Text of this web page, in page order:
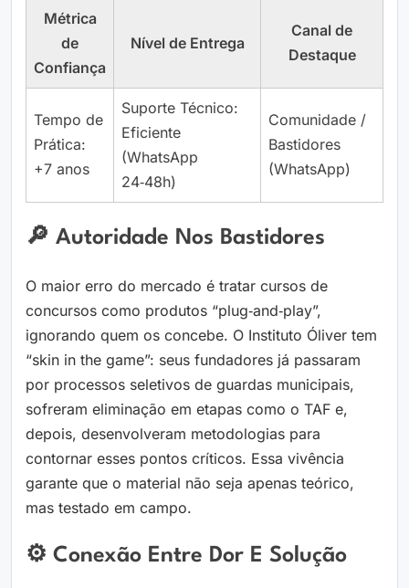
Métrica
de
Confiança
Nível de Entrega
Canal de
Destaque
Tempo de
Prática:
+7 anos
Suporte Técnico:
Eficiente
(WhatsApp
24‑48h)
Comunidade /
Bastidores
(WhatsApp)
🔎 Autoridade Nos Bastidores
O maior erro do mercado é tratar cursos de
concursos como produtos “plug‑and‑play”,
ignorando quem os concebe. O Instituto Óliver tem
“skin in the game”: seus fundadores já passaram
por processos seletivos de guardas municipais,
sofreram eliminação em etapas como o TAF e,
depois, desenvolveram metodologias para
contornar esses pontos críticos. Essa vivência
garante que o material não seja apenas teórico,
mas testado em campo.
⚙️ Conexão Entre Dor E Solução